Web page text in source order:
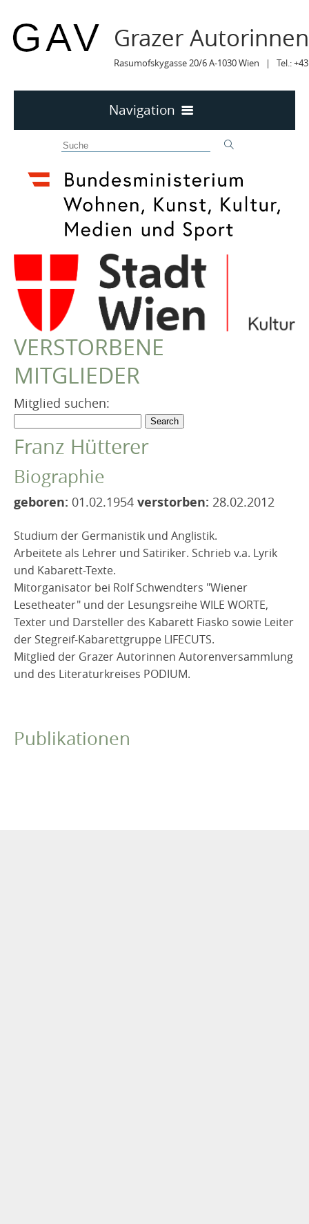
Grazer
Rasumofskygasse 20/6 A-1030 Wien | Tel.:
Navigation
MITTEILUNGEN
MITTEILUNGEN Archiv
TERMINE
TERMINE sortiert
LYRIK IM MÄRZ
MITGLIEDER
VEREIN
Robert Musil Gedenkraum
TERMINARCHIV
IN MEMORIAM
VERSTORBENE
MITGLIEDER
Mitglied suchen:
Franz Hütterer
Biographie
geboren: 01.02.1954 verstorben: 28.02.2012
Studium der Germanistik und Anglistik.
Arbeitete als Lehrer und Satiriker. Schrieb v.a. Lyrik
und Kabarett-Texte.
Mitorganisator bei Rolf Schwendters "Wiener
Lesetheater" und der Lesungsreihe WILE WORTE,
Texter und Darsteller des Kabarett Fiasko sowie Leiter
der Stegreif-Kabarettgruppe LIFECUTS.
Mitglied der Grazer Autorinnen Autorenversammlung
und des Literaturkreises PODIUM.
Publikationen